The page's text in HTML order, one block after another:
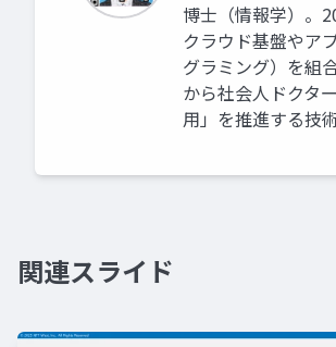
博士（情報学）。
クラウド基盤やア
グラミング）を組
から社会人ドクタ
用」を推進する技
関連スライド